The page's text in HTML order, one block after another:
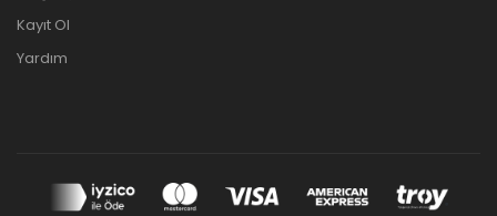
Kayıt Ol
Yardım